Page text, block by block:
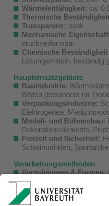
Wärmeleitfähigkeit: ca.
Thermische
Transparenz: opak
Mechanische
druckverformbar
Chemische
Lösungsmitteln, beständig
Haupteinsatzgebiete
Bauindustrie:
Böden (besonders im
Verpackungsindustrie:
Elektrogeräte,
Modell- und Bühnenbau:
Dekorationselemente,
Freizeit und Sicherheit:
Schwimmhilfen,
Verarbeitungsmethoden
Vorschäumen & Formen:
expandiert und
verschweißt.
Schneiden und Fräsen: